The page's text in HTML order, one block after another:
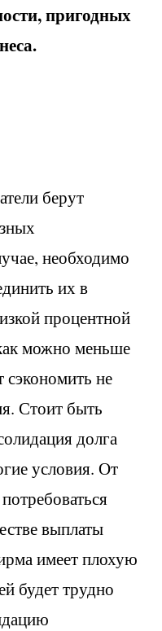
пригодных
берут
необходимо
их в
процентной
можно меньше
сэкономить не
Стоит быть
долга
условия. От
выплаты
имеет плохую
будет трудно